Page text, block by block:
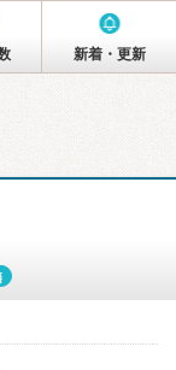
新着・更新